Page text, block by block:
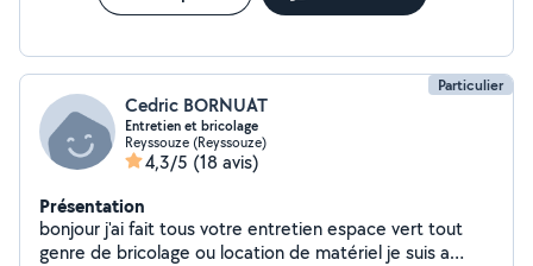
Particulier
Cedric BORNUAT
Entretien et bricolage
Reyssouze (Reyssouze)
4,3/5 (18 avis)
Présentation
bonjour j'ai fait tous votre entretien espace vert tout
genre de bricolage ou location de matériel je suis a